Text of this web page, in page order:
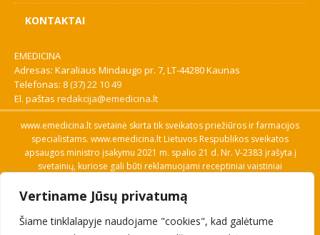
Vertiname Jūsų privatumą
Šiame tinklalapyje naudojame "cookies", kad galėtume
KONTAKTAI
EMEDICINA
Adresas: Karaliaus Mindaugo pr. 7, LT-44280 Kaunas
Telefonas: 8 (37) 22 10 49
El. paštas redakcija@emedicina.lt
www.emedicina.lt svetainė skirta tik sveikatos priežiūros ir farmacijos
specialistams. www.emedicina.lt Lietuvos Respublikos sveikatos
apsaugos ministro įsakymu 2021 m. spalio 21 d. Nr. V-2383 įrašyta į
svetainių, kuriose gali būti reklamuojami receptiniai vaistiniai
savo profesinę kvalifikaciją. Naudingos nuorodos: Vaistų ir medicinos
pagalbos priemonių kainų paieška, VVKT tinklalapis, Sveikatos
priežiūros ar farmacijos specialisto pranešimo apie įtariamą